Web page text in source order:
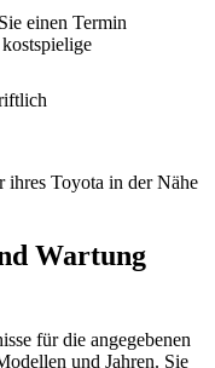
einen Termin
ihres Toyota in der Nähe
Wartung
für die angegebenen
und Jahren. Sie